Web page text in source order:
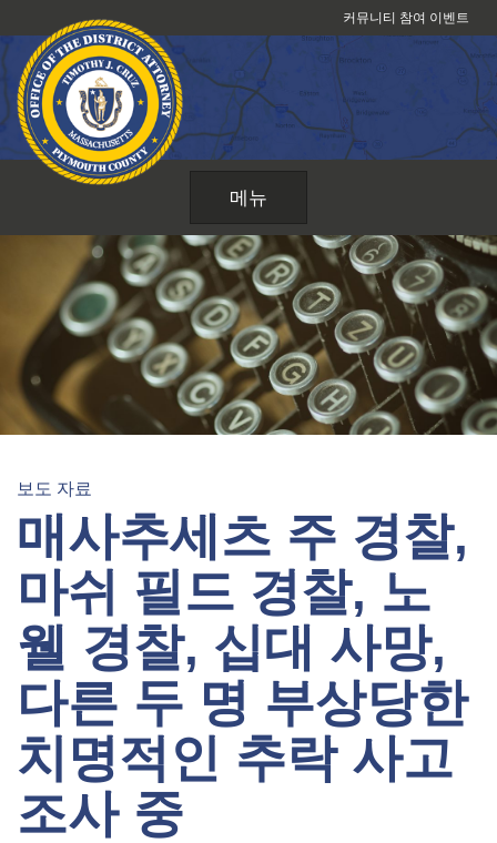
텐
츠
건
커뮤니티 참여 이벤트
메뉴
보도 자료
매사추세츠 주 경찰,
마쉬 필드 경찰, 노
웰 경찰, 십대 사망,
다른 두 명 부상당한
치명적인 추락 사고
조사 중